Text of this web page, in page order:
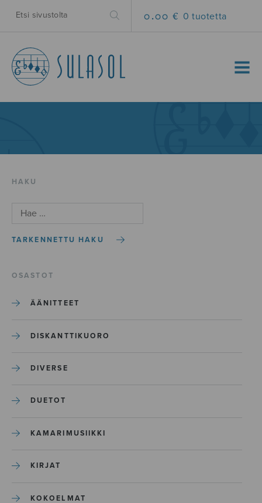
0.00 € 0 tuotetta
MENU
HAKU
TARKENNETTU HAKU
OSASTOT
ÄÄNITTEET
DISKANTTIKUORO
DIVERSE
DUETOT
KAMARIMUSIIKKI
KIRJAT
KOKOELMAT